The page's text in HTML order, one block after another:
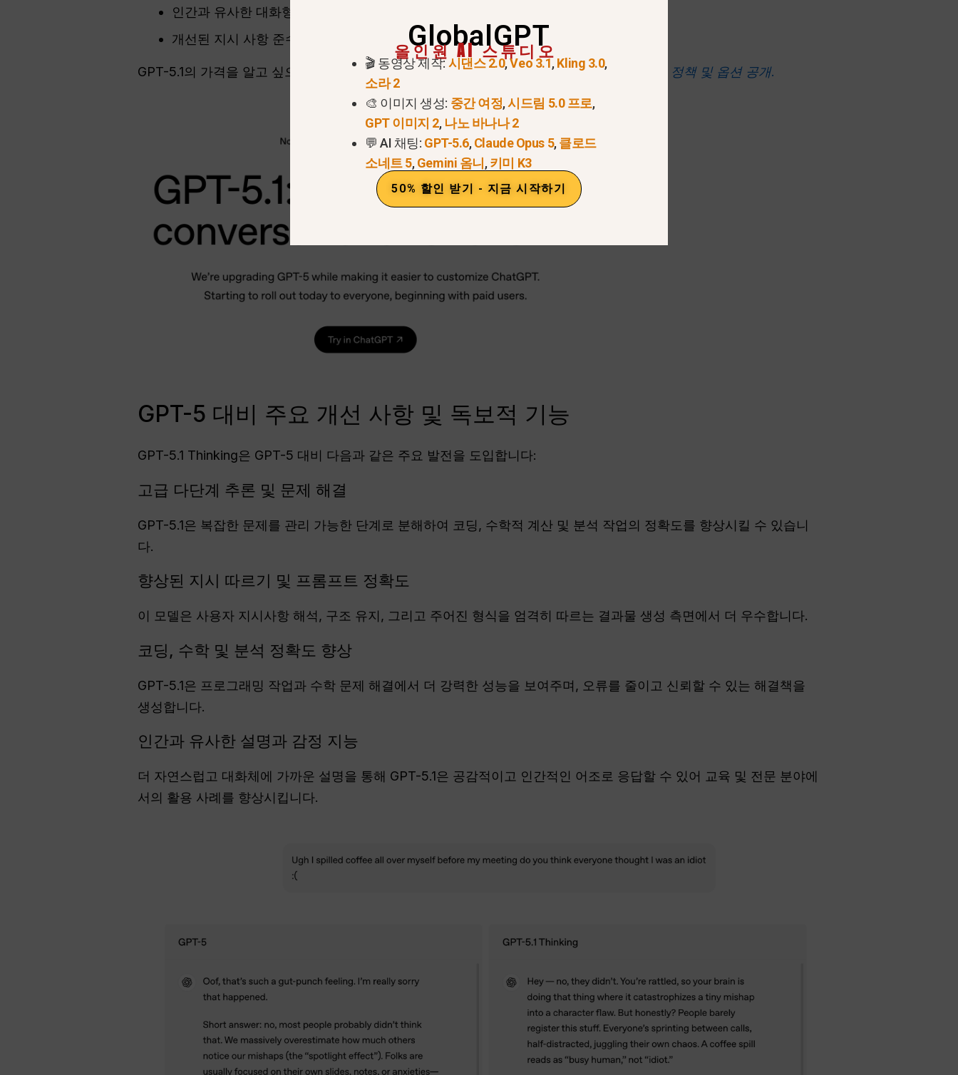
인간과 유사한 대화형 설명
개선된 지시 사항 준수 및 신속한 이행
GPT-5.1의 가격을 알고 싶으시다면, 이 글을 확인해 보세요:GPT-5.1 가격은 얼마인가요? 가격 정책 및 옵션 공개.
GPT-5 대비 주요 개선 사항 및 독보적 기능
GPT-5.1 Thinking은 GPT-5 대비 다음과 같은 주요 발전을 도입합니다:
고급 다단계 추론 및 문제 해결
GPT-5.1은 복잡한 문제를 관리 가능한 단계로 분해하여 코딩, 수학적 계산 및 분석 작업의 정확도를 향상시킬 수 있습니
다.
향상된 지시 따르기 및 프롬프트 정확도
이 모델은 사용자 지시사항 해석, 구조 유지, 그리고 주어진 형식을 엄격히 따르는 결과물 생성 측면에서 더 우수합니다.
코딩, 수학 및 분석 정확도 향상
GPT-5.1은 프로그래밍 작업과 수학 문제 해결에서 더 강력한 성능을 보여주며, 오류를 줄이고 신뢰할 수 있는 해결책을
생성합니다.
인간과 유사한 설명과 감정 지능
더 자연스럽고 대화체에 가까운 설명을 통해 GPT-5.1은 공감적이고 인간적인 어조로 응답할 수 있어 교육 및 전문 분야에
서의 활용 사례를 향상시킵니다.
GlobalGPT
올인원 AI 스튜디오
🎬 동영상 제작:시댄스 2.0,Veo 3.1,Kling 3.0,
소라 2
🎨 이미지 생성: 중간 여정,시드림 5.0 프로,
GPT 이미지 2, 나노 바나나 2
💬 AI 채팅: GPT-5.6,Claude Opus 5,클로드
소네트 5,Gemini 옴니,키미 K3
50% 할인 받기 - 지금 시작하기